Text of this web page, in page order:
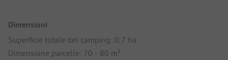
Dimensioni
Superficie totale del camping: 0,7 ha
Dimensione parcelle: 70 - 80 m²